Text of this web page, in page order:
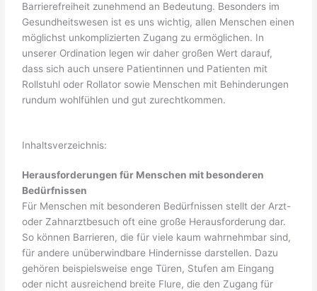
Barrierefreiheit zunehmend an Bedeutung. Besonders im
Gesundheitswesen ist es uns wichtig, allen Menschen einen
möglichst unkomplizierten Zugang zu ermöglichen. In
unserer Ordination legen wir daher großen Wert darauf,
dass sich auch unsere Patientinnen und Patienten mit
Rollstuhl oder Rollator sowie Menschen mit Behinderungen
rundum wohlfühlen und gut zurechtkommen.
Inhaltsverzeichnis:
Herausforderungen für Menschen mit besonderen
Bedürfnissen
Für Menschen mit besonderen Bedürfnissen stellt der Arzt-
oder Zahnarztbesuch oft eine große Herausforderung dar.
So können Barrieren, die für viele kaum wahrnehmbar sind,
für andere unüberwindbare Hindernisse darstellen. Dazu
gehören beispielsweise enge Türen, Stufen am Eingang
oder nicht ausreichend breite Flure, die den Zugang für